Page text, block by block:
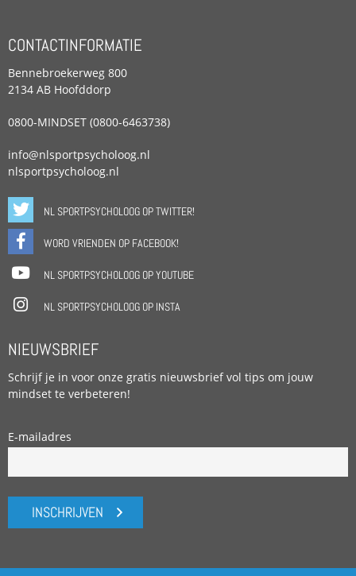
CONTACTINFORMATIE
Bennebroekerweg 800
2134 AB Hoofddorp
0800-MINDSET (0800-6463738)
info@nlsportpsycholoog.nl
nlsportpsycholoog.nl
NL SPORTPSYCHOLOOG OP TWITTER!
WORD VRIENDEN OP FACEBOOK!
NL SPORTPSYCHOLOOG OP YOUTUBE
NL SPORTPSYCHOLOOG OP INSTA
NIEUWSBRIEF
Schrijf je in voor onze gratis nieuwsbrief vol tips om jouw
mindset te verbeteren!
E-mailadres
INSCHRIJVEN